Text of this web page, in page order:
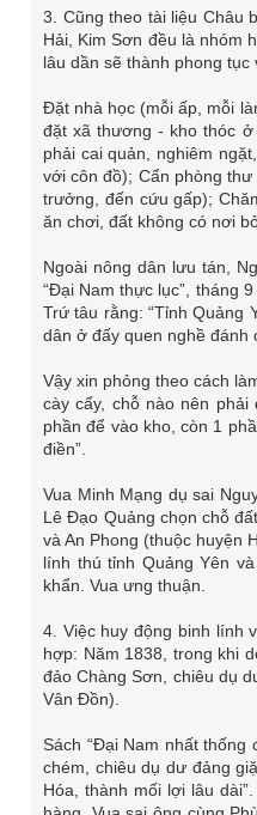
3. Cũng theo tài liệu Châu
Hải, Kim Sơn đều là nhóm
lâu dần sẽ thành phong tục
Đặt nhà học (mỗi ấp, mỗi
đặt xã thương - kho thóc
phải cai quản, nghiêm
với côn đồ); Cẩn phòng
trưởng, đến cứu gấp);
ăn chơi, đất không có nơi
Ngoài nông dân lưu tán,
“Đại Nam thực lục”, tháng
Trứ tâu rằng: “Tỉnh Quảng
dân ở đấy quen nghề đánh
Vậy xin phỏng theo cách
cày cấy, chỗ nào nên
phần để vào kho, còn 1
điền”.
Vua Minh Mạng dụ sai
Lê Đạo Quảng chọn chỗ
và An Phong (thuộc huyện
lính thú tỉnh Quảng Yên
khẩn. Vua ưng thuận.
4. Việc huy động binh lính
hợp: Năm 1838, trong khi
đảo Chàng Sơn, chiêu dụ
Vân Đồn).
Sách “Đại Nam nhất
chém, chiêu dụ dư đảng
Hóa, thành mối lợi lâu